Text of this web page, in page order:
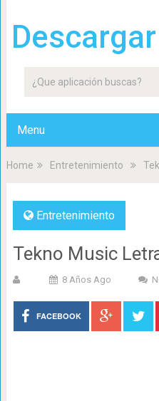
Menu
Home Entretenimiento
Entretenimiento
Tekno Music
8 Años Ago
FACEBOOK